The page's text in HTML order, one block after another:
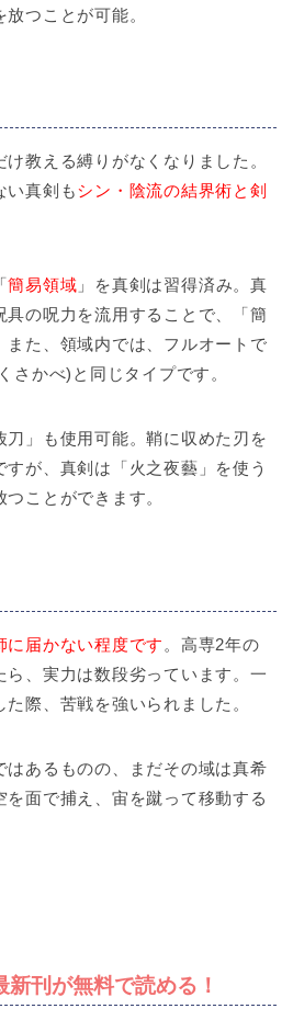
つことが可能。
け教える縛りがなくなりました。
い真剣もシン・陰流の結界術と剣
簡易領域 」を真剣は習得済み。真
の呪力を流用することで、「簡
また、領域内では、フルオートで
さかべ)と同じタイプです。
刀」も使用可能。鞘に収めた刃を
が、真剣は「火之夜藝」を使う
つことができます。
に届かない程度です 。高専2年の
、実力は数段劣っています。一
際、苦戦を強いられました。
はあるものの、まだその域は真希
を面で捕え、宙を蹴って移動する
刊が無料で読める！